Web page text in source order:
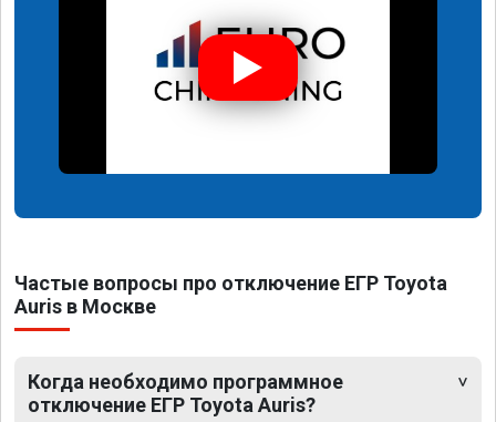
Частые вопросы про отключение ЕГР Toyota
Auris в Москве
Когда необходимо программное
отключение ЕГР Toyota Auris?